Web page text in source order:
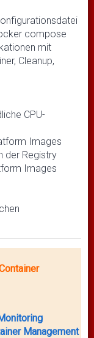
compose
mit
Cleanup,
CPU-
Images
der Registry
Images
Management